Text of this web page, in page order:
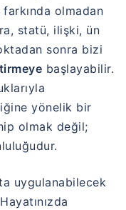
olmadan
statü, ilişki, ün
sonra bizi
başlayabilir.
yönelik bir
olmak değil;
uygulanabilecek